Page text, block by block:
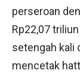
perseroan
Rp22,07
setengah kali
mencetak